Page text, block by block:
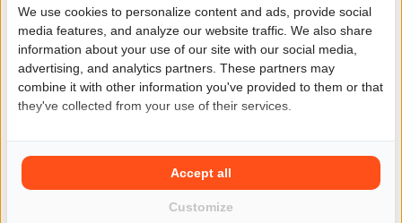
Jij wilt een andere motor kopen? Kies je voor een Rewaco
FX6 V-Twin Harley Trike dan ben je niet alleen verzekerd
van kwaliteit maar ook van veel rijplezier. Vind jouw
Rewaco FX6 V-Twin Harley Trike motoroccasion
eenvoudig en snel in ons ruime aanbod van zowel
particulieren als ook motorzaken.
We use cookies to personalize content and ads, provide social
media features, and analyze our website traffic. We also share
information about your use of our site with our social media,
advertising, and analytics partners. These partners may
combine it with other information you've provided to them or that
they've collected from your use of their services.
Customize
Accept all